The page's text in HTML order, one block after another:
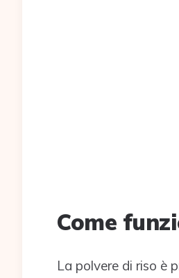
Come
La polvere di riso è